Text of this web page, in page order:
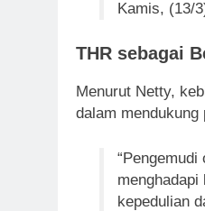
Kamis, (13/
THR sebagai
Menurut Netty,
dalam
kepedulian